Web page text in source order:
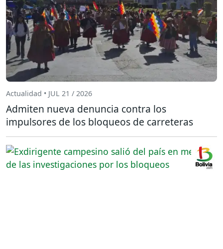
Actualidad • JUL 21 / 2026
Admiten nueva denuncia contra los
impulsores de los bloqueos de carreteras